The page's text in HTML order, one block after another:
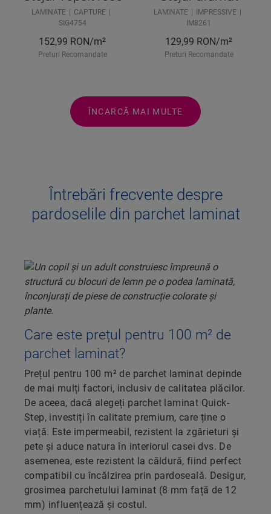
LAMINATE
CAPTURE
SIG4754
152,99 RON/m²
Preturi Recomandate
LAMINATE
IMPRESSIVE
IM8261
129,99 RON/m²
Preturi Recomandate
ÎNCARCĂ MAI MULTE
Întrebări frecvente despre
pardoselile din parchet laminat
Care este prețul pentru 100 m² de
parchet laminat?
Prețul pentru 100 m² de parchet laminat depinde
de mai mulți factori, inclusiv de calitatea plăcilor.
De aceea, dacă alegeți parchet laminat Quick-
Step, investiți în calitate premium, care ține o
viață. Este impermeabil, rezistent la zgârieturi și
pete și aduce natura în interiorul casei dvs. De
asemenea, este rezistent la căldură, fiind perfect
compatibil cu încălzirea prin pardoseală. Desigur,
grosimea parchetului laminat (8 mm față de 12
mm) influențează și costul.